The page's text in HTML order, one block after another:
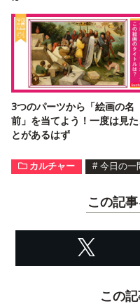
3つのパーツから「絵画の名
前」を当てよう！一度は見た
とがあるはず
カルチャー # 今日の一
この記
この